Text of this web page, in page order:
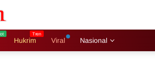
Hukrim Viral Nasional